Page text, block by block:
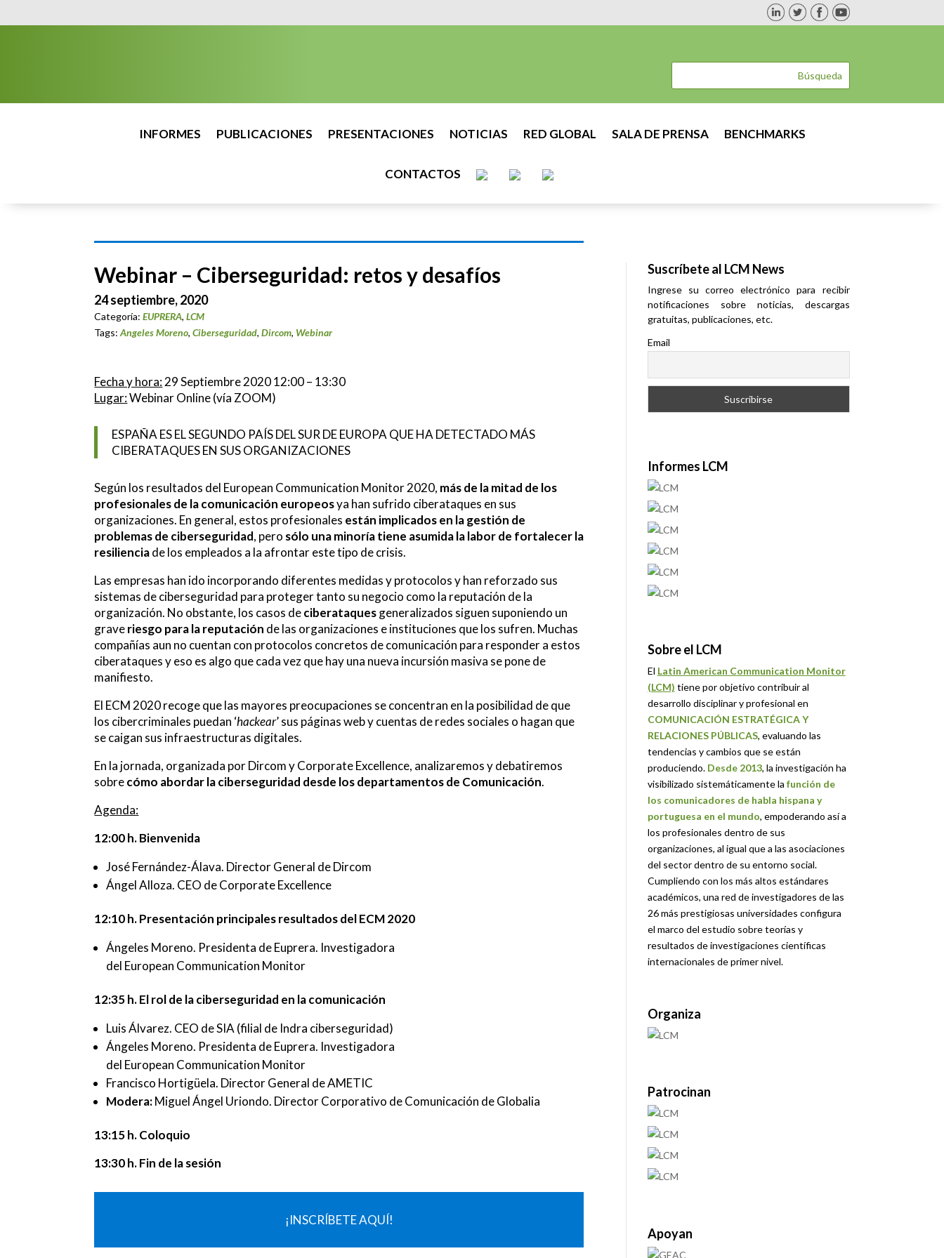
INFORMES PUBLICACIONES PRESENTACIONES NOTICIAS RED GLOBAL SALA DE PRENSA BENCHMARKS
CONTACTOS
Webinar – Ciberseguridad: retos y desafíos
24 septiembre, 2020
Categoría:EUPRERA,LCM
Tags:Angeles Moreno,Ciberseguridad,Dircom, Webinar
Fecha y hora:29 Septiembre 2020 12:00 – 13:30
Lugar:Webinar Online (vía ZOOM)
ESPAÑA ES EL SEGUNDO PAÍS DEL SUR DE EUROPA QUE HA DETECTADO MÁS
CIBERATAQUES EN SUS ORGANIZACIONES
Según los resultados del European Communication Monitor 2020, más de la mitad de los
profesionales de la comunicación europeosya han sufrido ciberataques en sus
organizaciones. En general, estos profesionales están implicados en la gestión de
problemas de ciberseguridad, pero sólo una minoría tiene asumida la labor de fortalecer la
resilienciade los empleados a la afrontar este tipo de crisis.
Las empresas han ido incorporando diferentes medidas y protocolos y han reforzado sus
sistemas de ciberseguridad para proteger tanto su negocio como la reputación de la
organización. No obstante, los casos deciberataquesgeneralizados siguen suponiendo un
graveriesgo para la reputación de las organizaciones e instituciones que los sufren. Muchas
compañías aun no cuentan con protocolos concretos de comunicación para responder a estos
ciberataques y eso es algo que cada vez que hay una nueva incursión masiva se pone de
manifiesto.
El ECM 2020 recoge que las mayores preocupaciones se concentran en la posibilidad de que
los cibercriminales puedan ‘hackear’ sus páginas web y cuentas de redes sociales o hagan que
se caigan sus infraestructuras digitales.
En la jornada, organizada por Dircom y Corporate Excellence, analizaremos y debatiremos
sobrecómo abordar la ciberseguridad desde los departamentos de Comunicación.
Agenda:
12:00 h. Bienvenida
José Fernández-Álava. Director General de Dircom
Ángel Alloza. CEO de Corporate Excellence
12:10 h. Presentación principales resultados del ECM 2020
Ángeles Moreno. Presidenta de Euprera. Investigadora
del European Communication Monitor
12:35 h. El rol de la ciberseguridad en la comunicación
Luis Álvarez. CEO de SIA (filial de Indra ciberseguridad)
Ángeles Moreno. Presidenta de Euprera. Investigadora
del European Communication Monitor
Francisco Hortigüela. Director General de AMETIC
Modera:Miguel Ángel Uriondo. Director Corporativo de Comunicación de Globalia
13:15 h. Coloquio
13:30 h. Fin de la sesión
¡INSCRÍBETE AQUÍ!
Suscríbete al LCM News
Ingrese su correo electrónico para recibir
notificaciones sobre noticias, descargas
gratuitas, publicaciones, etc.
Email
Informes LCM
Sobre el LCM
El Latin American Communication Monitor
(LCM) tiene por objetivo contribuir al
desarrollo disciplinar y profesional en
COMUNICACIÓN ESTRATÉGICA Y
RELACIONES PÚBLICAS, evaluando las
tendencias y cambios que se están
produciendo. Desde 2013, la investigación ha
visibilizado sistemáticamente la función de
los comunicadores de habla hispana y
portuguesa en el mundo, empoderando así a
los profesionales dentro de sus
organizaciones, al igual que a las asociaciones
del sector dentro de su entorno social.
Cumpliendo con los más altos estándares
académicos, una red de investigadores de las
26 más prestigiosas universidades configura
el marco del estudio sobre teorías y
resultados de investigaciones científicas
internacionales de primer nivel.
Organiza
Patrocinan
Apoyan